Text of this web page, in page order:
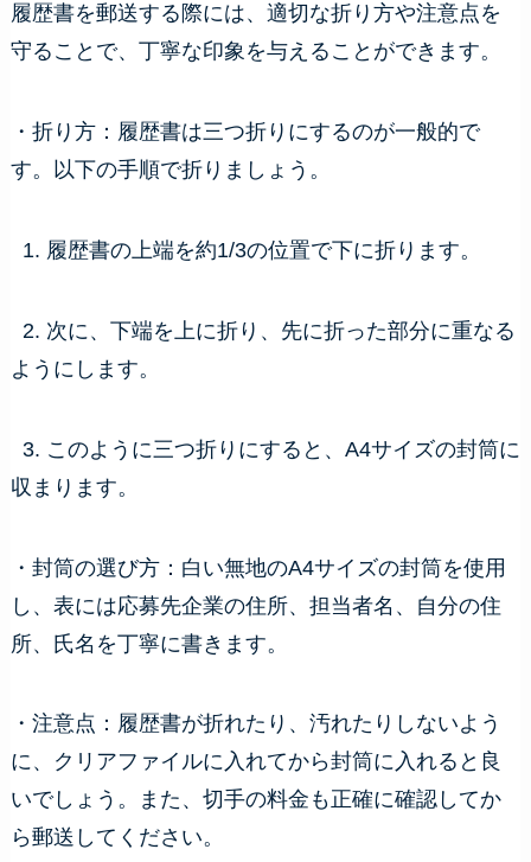
履歴書を郵送する際には、適切な折り方や注意点を
守ることで、丁寧な印象を与えることができます。
・折り方：履歴書は三つ折りにするのが一般的で
す。以下の手順で折りましょう。
1. 履歴書の上端を約1/3の位置で下に折ります。
2. 次に、下端を上に折り、先に折った部分に重なる
ようにします。
3. このように三つ折りにすると、A4サイズの封筒に
収まります。
・封筒の選び方：白い無地のA4サイズの封筒を使用
し、表には応募先企業の住所、担当者名、自分の住
所、氏名を丁寧に書きます。
・注意点：履歴書が折れたり、汚れたりしないよう
に、クリアファイルに入れてから封筒に入れると良
いでしょう。また、切手の料金も正確に確認してか
ら郵送してください。